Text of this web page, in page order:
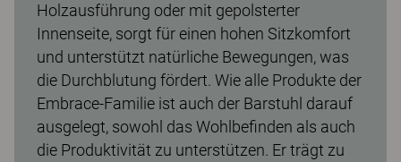
Holzausführung oder mit gepolsterter
Innenseite, sorgt für einen hohen Sitzkomfort
und unterstützt natürliche Bewegungen, was
die Durchblutung fördert. Wie alle Produkte der
Embrace-Familie ist auch der Barstuhl darauf
ausgelegt, sowohl das Wohlbefinden als auch
die Produktivität zu unterstützen. Er trägt zu